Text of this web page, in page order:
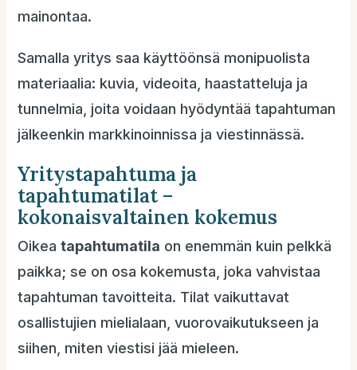
mainontaa.
Samalla yritys saa käyttöönsä monipuolista
materiaalia: kuvia, videoita, haastatteluja ja
tunnelmia, joita voidaan hyödyntää tapahtuman
jälkeenkin markkinoinnissa ja viestinnässä.
Yritystapahtuma ja
tapahtumatilat –
kokonaisvaltainen kokemus
Oikeatapahtumatila on enemmän kuin pelkkä
paikka; se on osa kokemusta, joka vahvistaa
tapahtuman tavoitteita. Tilat vaikuttavat
osallistujien mielialaan, vuorovaikutukseen ja
siihen, miten viestisi jää mieleen.